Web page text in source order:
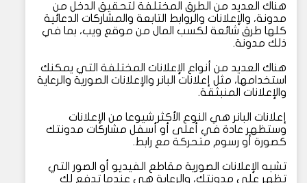
هناك العديد من الطرق المختلفة لتحقيق الدخل من
مدونة، والإعلانات والروابط التابعة والمشاركات الدعائية
كلها طرق شائعة لكسب المال من موقع ويب، بما في
ذلك مدونة.
هناك العديد من أنواع الإعلانات المختلفة التي يمكنك
استخدامها، مثل إعلانات البانر والإعلانات الصورية والرعاية
والإعلانات المنبثقة.
إعلانات البانر هي النوع الأكثر شيوعا من الإعلانات
وستظهر عادة في أعلى أو أسفل مشاركات مدونتك
كصورة أو رسوم متحركة مع رابط.
تشبه الإعلانات الصورية مقاطع الفيديو أو الصور التي
تظهر على مدونتك، والرعاية هي عندما تدفع لك